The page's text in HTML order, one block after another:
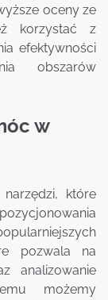
oceny ze
korzystać z
efektywności
obszarów
w
które
pozwala na
analizowanie
możemy